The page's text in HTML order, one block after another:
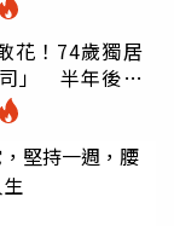
花！74歲獨居
」 半年後暴
堅持一週，腰